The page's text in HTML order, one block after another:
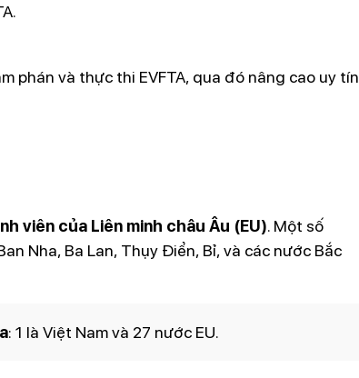
phán và thực thi EVFTA, qua đó nâng cao uy tín
viên của Liên minh châu Âu (EU). Một số
Nha, Ba Lan, Thụy Điển, Bỉ, và các nước Bắc
: 1 là Việt Nam và 27 nước EU.